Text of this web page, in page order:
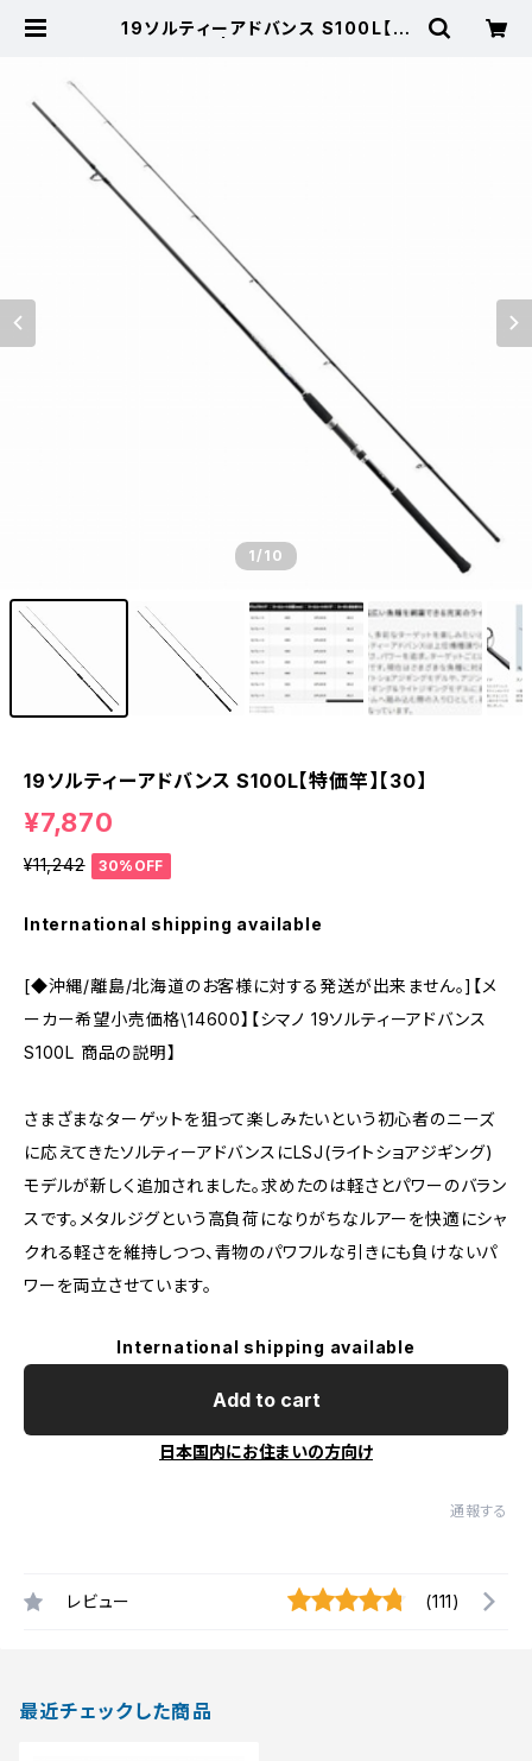
19ソルティーアドバンス S100L【特
1/10
19ソルティーアドバンス S100L【特価竿】【30】
¥7,870
¥11,242 30%OFF
International shipping available
[◆沖縄/離島/北海道のお客様に対する発送が出来ません。]【メ
ーカー希望小売価格\14600】【シマノ 19ソルティーアドバンス
S100L 商品の説明】
さまざまなターゲットを狙って楽しみたいという初心者のニーズ
に応えてきたソルティーアドバンスにLSJ(ライトショアジギング)
モデルが新しく追加されました。求めたのは軽さとパワーのバラン
スです。メタルジグという高負荷になりがちなルアーを快適にシャ
クれる軽さを維持しつつ、青物のパワフルな引きにも負けないパ
ワーを両立させています。
International shipping available
Add to cart
日本国内にお住まいの方向け
通報する
レビュー (111)
最近チェックした商品